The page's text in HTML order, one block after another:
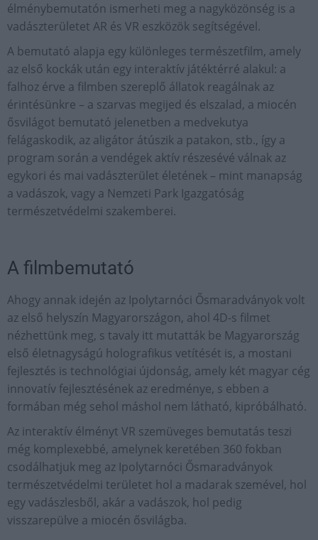
élménybemutatón ismerheti meg a nagyközönség is a
vadászterületet AR és VR eszközök segítségével.
A bemutató alapja egy különleges természetfilm, amely
az első kockák után egy interaktív játéktérré alakul: a
falhoz érve a filmben szereplő állatok reagálnak az
érintésünkre – a szarvas megijed és elszalad, a miocén
ősvilágot bemutató jelenetben a medvekutya
felágaskodik, az aligátor átúszik a patakon, stb., így a
program során a vendégek aktív részesévé válnak az
egykori és mai vadászterület életének – mint manapság
a vadászok, vagy a Nemzeti Park Igazgatóság
természetvédelmi szakemberei.
A filmbemutató
Ahogy annak idején az Ipolytarnóci Ősmaradványok volt
az első helyszín Magyarországon, ahol 4D-s filmet
nézhettünk meg, s tavaly itt mutatták be Magyarország
első életnagyságú holografikus vetítését is, a mostani
fejlesztés is technológiai újdonság, amely két magyar cég
innovatív fejlesztésének az eredménye, s ebben a
formában még sehol máshol nem látható, kipróbálható.
Az interaktív élményt VR szemüveges bemutatás teszi
még komplexebbé, amelynek keretében 360 fokban
csodálhatjuk meg az Ipolytarnóci Ősmaradványok
természetvédelmi területet hol a madarak szemével, hol
egy vadászlesből, akár a vadászok, hol pedig
visszarepülve a miocén ősvilágba.